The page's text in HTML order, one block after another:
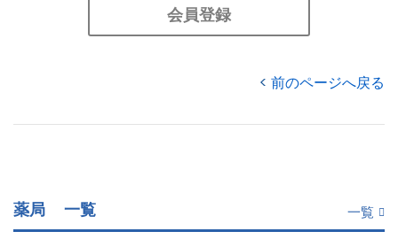
会員登録
前のページへ戻る
薬局 一覧 一覧